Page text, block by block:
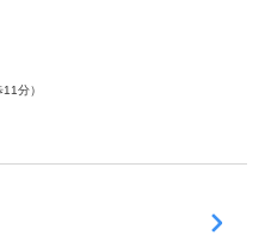
分）